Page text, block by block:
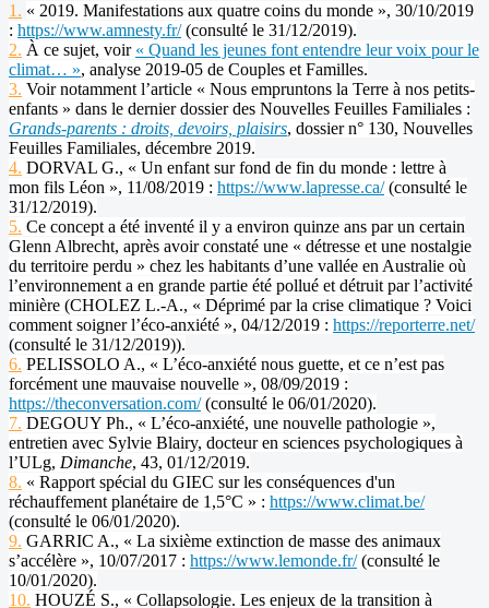
1. « 2019. Manifestations aux quatre coins du monde », 30/10/2019
: https://www.amnesty.fr/(consulté le 31/12/2019).
2. À ce sujet, voir « Quand les jeunes font entendre leur voix pour le
climat… », analyse 2019-05 de Couples et Familles.
3. Voir notamment l’article « Nous empruntons la Terre à nos petits-
enfants » dans le dernier dossier des Nouvelles Feuilles Familiales :
Grands-parents : droits, devoirs, plaisirs, dossier n° 130, Nouvelles
Feuilles Familiales, décembre 2019.
4. DORVAL G., « Un enfant sur fond de fin du monde : lettre à
mon fils Léon », 11/08/2019 : https://www.lapresse.ca/(consulté le
31/12/2019).
5. Ce concept a été inventé il y a environ quinze ans par un certain
Glenn Albrecht, après avoir constaté une « détresse et une nostalgie
du territoire perdu » chez les habitants d’une vallée en Australie où
l’environnement a en grande partie été pollué et détruit par l’activité
minière (CHOLEZ L.-A., « Déprimé par la crise climatique ? Voici
comment soigner l’éco-anxiété », 04/12/2019 : https://reporterre.net/
(consulté le 31/12/2019)).
6. PELISSOLO A., « L’éco-anxiété nous guette, et ce n’est pas
forcément une mauvaise nouvelle », 08/09/2019 :
https://theconversation.com/(consulté le 06/01/2020).
7. DEGOUY Ph., « L’éco-anxiété, une nouvelle pathologie »,
entretien avec Sylvie Blairy, docteur en sciences psychologiques à
l’ULg, Dimanche, 43, 01/12/2019.
8. « Rapport spécial du GIEC sur les conséquences d'un
réchauffement planétaire de 1,5°C » : https://www.climat.be/
(consulté le 06/01/2020).
9. GARRIC A., « La sixième extinction de masse des animaux
s’accélère », 10/07/2017 : https://www.lemonde.fr/(consulté le
10/01/2020).
10. HOUZÉ S., « Collapsologie. Les enjeux de la transition à